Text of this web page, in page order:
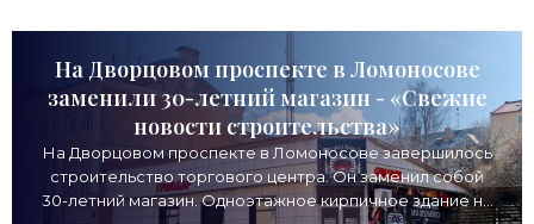
На Дворцовом проспекте в Ломоносове
заменили 30-летний магазин - «Свежие
новости строительства»
На Дворцовом проспекте в Ломоносове завершилось
строительство торгового центра. Он заменил собой
30-летний магазин. Одноэтажное кирпичное здание на